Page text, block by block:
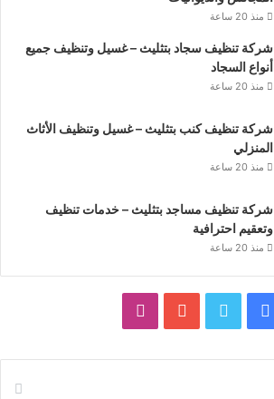
منذ 20 ساعة
شركة تنظيف سجاد بتثليث – غسيل وتنظيف جميع
أنواع السجاد
منذ 20 ساعة
شركة تنظيف كنب بتثليث – غسيل وتنظيف الأثاث
المنزلي
منذ 20 ساعة
شركة تنظيف مساجد بتثليث – خدمات تنظيف
وتعقيم احترافية
منذ 20 ساعة
فيسبوك يوتيوب